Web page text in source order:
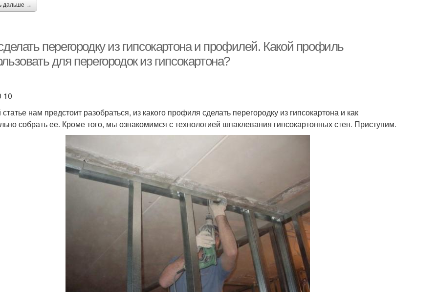
дальше →
перегородку из гипсокартона и профилей. Какой профиль
для перегородок из гипсокартона?
10
статье нам предстоит разобраться, из какого профиля сделать перегородку из гипсокартона и как
собрать ее. Кроме того, мы ознакомимся с технологией шпаклевания гипсокартонных стен. Приступим.